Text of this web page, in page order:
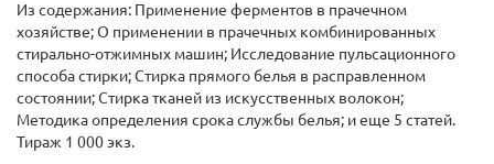
Из содержания: Применение ферментов в прачечном
хозяйстве; О применении в прачечных комбинированных
стирально-отжимных машин; Исследование пульсационного
способа стирки; Стирка прямого белья в расправленном
состоянии; Стирка тканей из искусственных волокон;
Методика определения срока службы белья; и еще 5 статей.
Тираж 1 000 экз.